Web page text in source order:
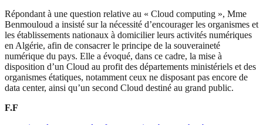
Répondant à une question relative au « Cloud computing », Mme
Benmouloud a insisté sur la nécessité d’encourager les organismes et
les établissements nationaux à domicilier leurs activités numériques
en Algérie, afin de consacrer le principe de la souveraineté
numérique du pays. Elle a évoqué, dans ce cadre, la mise à
disposition d’un Cloud au profit des départements ministériels et des
organismes étatiques, notamment ceux ne disposant pas encore de
data center, ainsi qu’un second Cloud destiné au grand public.
F.F